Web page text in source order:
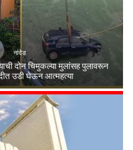
नांदेड
दोन चिमुकल्या मुलांसह पुलावरून
उडी घेऊन आत्महत्या